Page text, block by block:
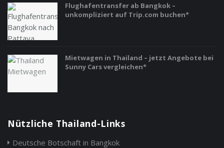
Flughafentransfer ab Bangkok –
unkompliziert auf Trip.com buchen*
Mietwagen in Thailand – jetzt Angebote bei
Sunny Cars vergleichen*
Nützliche Thailand-Links
Deutsche Botschaft in Bangkok